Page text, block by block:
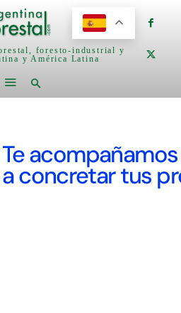
foresto-industrial y
y América Latina